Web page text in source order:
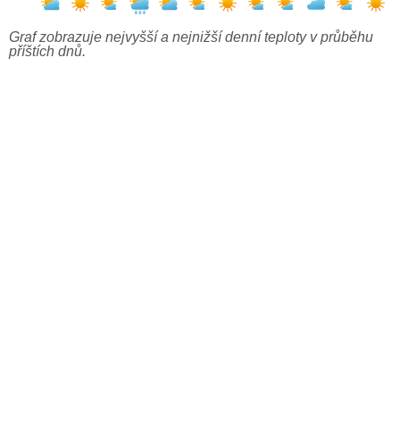
Graf zobrazuje nejvyšší a nejnižší denní teploty v průběhu
příštích dnů.